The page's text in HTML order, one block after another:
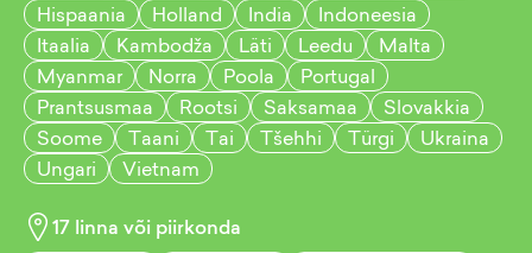
Hispaania
Holland India
Indoneesia
Itaalia
Kambodža Läti Leedu
Malta
Myanmar
Norra Poola
Portugal
Prantsusmaa
Rootsi Saksamaa
Slovakkia
Soome
Taani Tai Tšehhi Türgi
Ukraina
Ungari
Vietnam
17 linna või piirkonda